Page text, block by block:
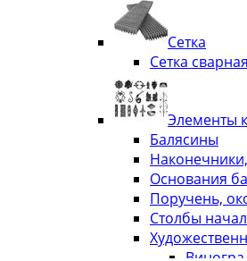
Сетка
Сетка
Элементы
Балясины
Основания
Поручень,
Столбы